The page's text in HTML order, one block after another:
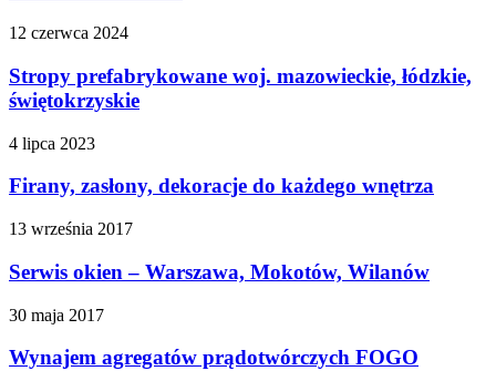
12 czerwca 2024
Stropy prefabrykowane woj. mazowieckie, łódzkie,
świętokrzyskie
4 lipca 2023
Firany, zasłony, dekoracje do każdego wnętrza
13 września 2017
Serwis okien – Warszawa, Mokotów, Wilanów
30 maja 2017
Wynajem agregatów prądotwórczych FOGO